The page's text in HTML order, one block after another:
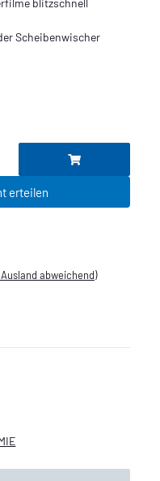
Scheibenwischer
erteilen
Ausland abweichend)